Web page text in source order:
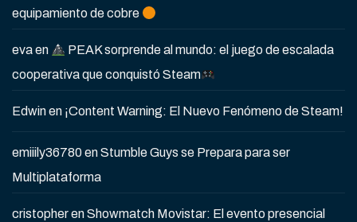
equipamiento de cobre
evaen
PEAK sorprende al mundo: el juego de escalada
cooperativa que conquistó Steam
Edwinen ¡Content Warning: El Nuevo Fenómeno de Steam!
emiiily36780enStumble Guys se Prepara para ser
Multiplataforma
cristopherenShowmatch Movistar: El evento presencial